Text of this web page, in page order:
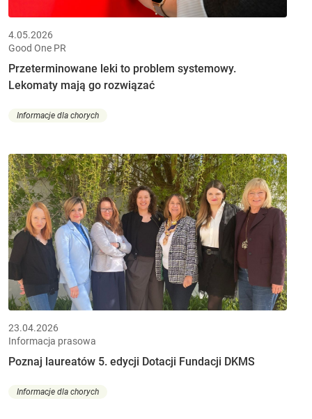
4.05.2026
Good One PR
Przeterminowane leki to problem systemowy.
Lekomaty mają go rozwiązać
Informacje dla chorych
23.04.2026
Informacja prasowa
Poznaj laureatów 5. edycji Dotacji Fundacji DKMS
Informacje dla chorych